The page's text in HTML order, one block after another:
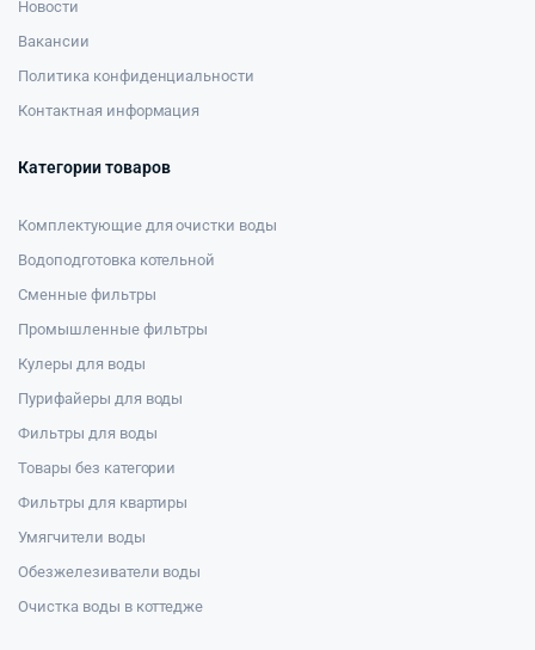
Новости
Вакансии
Политика конфиденциальности
Контактная информация
Категории товаров
Комплектующие для очистки воды
Водоподготовка котельной
Сменные фильтры
Промышленные фильтры
Кулеры для воды
Пурифайеры для воды
Фильтры для воды
Товары без категории
Фильтры для квартиры
Умягчители воды
Обезжелезиватели воды
Очистка воды в коттедже